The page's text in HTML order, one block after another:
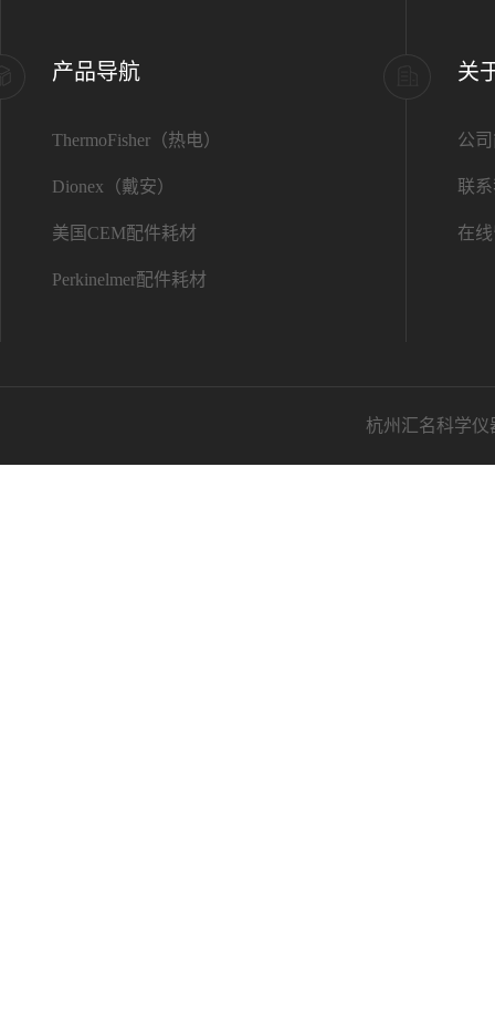
产品导航
ThermoFisher（热电）
Dionex（戴安）
美国CEM配件耗材
Perkinelmer配件耗材
关
公
联
在
杭州汇名科学仪